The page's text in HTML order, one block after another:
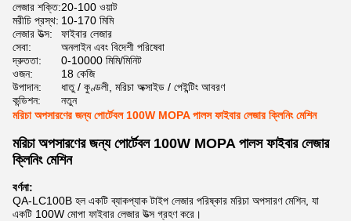
লেজার শক্তি:20-100 ওয়াট
মরীচি প্রস্থ: 10-170 মিমি
লেজার উত্স:
ফাইবার লেজার
সেবা:
অনলাইন এবং বিদেশী পরিষেবা
দ্রুততা:
0-10000 মিমি/মিনিট
ওজন:
18 কেজি
উপাদান:
ধাতু / কুণ্ডলী, মরিচা অক্সাইড / পেইন্টিং আবরণ
কন্ডিশন:
নতুন
মরিচা অপসারণের জন্য পোর্টেবল 100W MOPA পালস ফাইবার লেজার ক্লিনিং মেশিন
মরিচা অপসারণের জন্য পোর্টেবল 100W MOPA পালস ফাইবার লেজার
ক্লিনিং মেশিন
বর্ণনা:
QA-LC100B হল একটি ব্যাকপ্যাক টাইপ লেজার পরিষ্কার মরিচা অপসারণ মেশিন, যা
একটি 100W মোপা ফাইবার লেজার উত্স গ্রহণ করে।